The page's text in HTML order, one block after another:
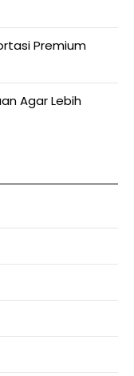
Premium
Agar Lebih